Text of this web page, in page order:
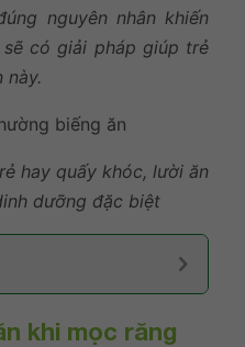
nguyên nhân khiến
có giải pháp giúp trẻ
này.
hay quấy khóc, lười ăn
dưỡng đặc biệt
khi mọc răng